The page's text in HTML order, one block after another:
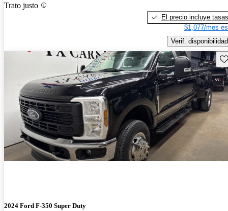
Trato justo
El precio incluye tasas
$1,077/mes
Verif. disponibilidad
2024 Ford F-350 Super Duty